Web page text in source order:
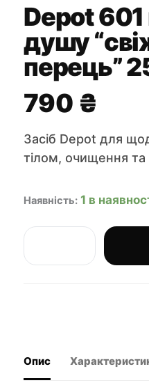
Depot 601
душу
перець”
790 ₴
Засіб Depot для
тілом, очищення та
Наявність: 1 в
601
250
Опис